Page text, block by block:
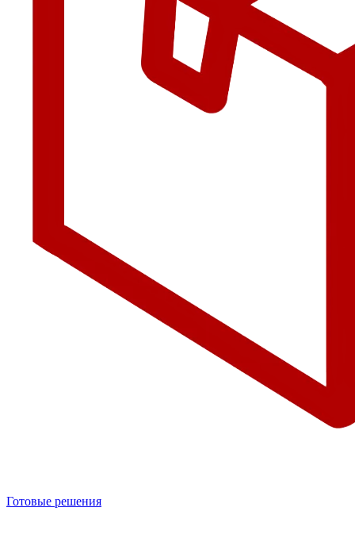
Готовые решения